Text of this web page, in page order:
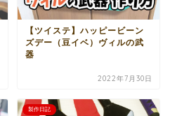
【ツイステ】ハッピービーン
ズデー（豆イベ）ヴィルの武
器
2022年7月30日
製作日記